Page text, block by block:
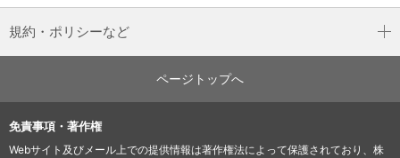
規約・ポリシーなど
ページトップへ
免責事項・著作権
Webサイト及びメール上での提供情報は著作権法によって保護されており、株